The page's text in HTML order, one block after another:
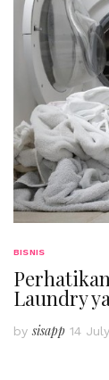
BISNIS
Laundry
bysisapp 14